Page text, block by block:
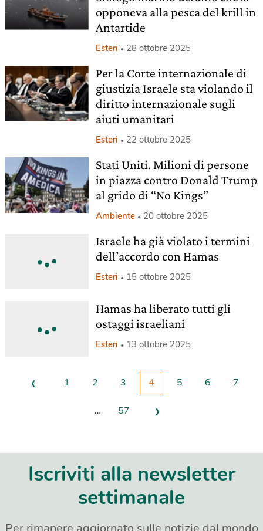
opponeva alla pesca del krill in
Antartide
Esteri 28 ottobre 2025
Per la Corte internazionale di
giustizia Israele sta violando il
diritto internazionale sugli
aiuti umanitari
Esteri 22 ottobre 2025
Stati Uniti. Milioni di persone
in piazza contro Donald Trump
al grido di “No Kings”
Ambiente 20 ottobre 2025
Israele ha già violato i termini
dell’accordo con Hamas
Esteri 15 ottobre 2025
Hamas ha liberato tutti gli
ostaggi israeliani
Esteri 13 ottobre 2025
‹ 1 2 3 4 5 6 7
… 57 ›
Iscriviti alla newsletter
settimanale